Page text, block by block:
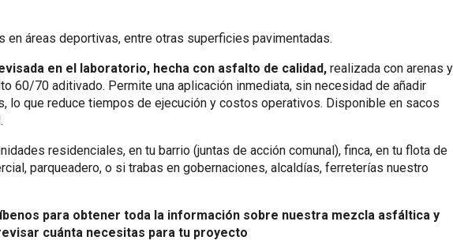
en áreas deportivas, entre otras superficies pavimentadas.
en el laboratorio, hecha con asfalto de calidad, realizada con arenas y
60/70 aditivado. Permite una aplicación inmediata, sin necesidad de añadir
lo que reduce tiempos de ejecución y costos operativos. Disponible en sacos
residenciales, en tu barrio (juntas de acción comunal), finca, en tu flota de
parqueadero, o si trabas en gobernaciones, alcaldías, ferreterías nuestro
para obtener toda la información sobre nuestra mezcla asfáltica y
cuánta necesitas para tu proyecto